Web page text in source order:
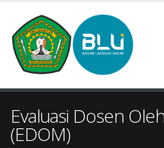
Evaluasi Dosen
(EDOM)